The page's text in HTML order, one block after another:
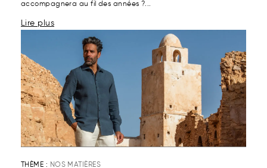
accompagnera au fil des années ?...
Lire plus
THÈME : NOS MATIÈRES